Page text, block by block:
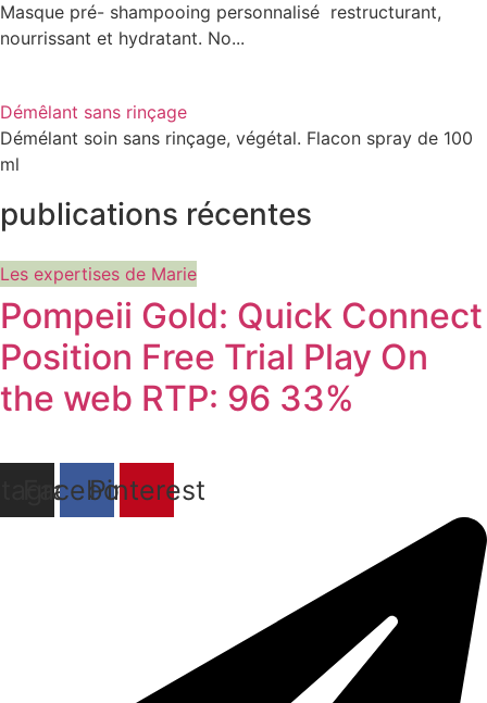
Masque pré- shampooing personnalisé restructurant,
nourrissant et hydratant. No...
Démêlant sans rinçage
Démélant soin sans rinçage, végétal. Flacon spray de 100
ml
publications récentes
Les expertises de Marie
Pompeii Gold: Quick Connect
Position Free Trial Play On
the web RTP: 96 33%
Facebook
Pinterest